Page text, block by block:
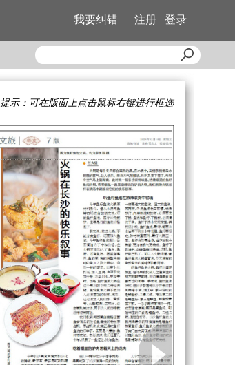
我要纠错 注册 登录
提示：可在版面上点击鼠标右键进行框选